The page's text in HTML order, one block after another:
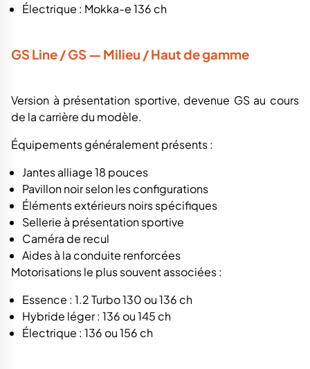
Électrique : Mokka-e 136 ch
GS Line / GS — Milieu / Haut de gamme
Version à présentation sportive, devenue GS au cours
de la carrière du modèle.
Équipements généralement présents :
Jantes alliage 18 pouces
Pavillon noir selon les configurations
Éléments extérieurs noirs spécifiques
Sellerie à présentation sportive
Caméra de recul
Aides à la conduite renforcées
Motorisations le plus souvent associées :
Essence : 1.2 Turbo 130 ou 136 ch
Hybride léger : 136 ou 145 ch
Électrique : 136 ou 156 ch